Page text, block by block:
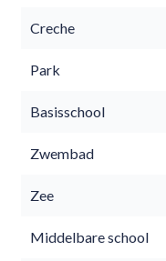
Creche
Park
Basisschool
Zwembad
Zee
Middelbare school